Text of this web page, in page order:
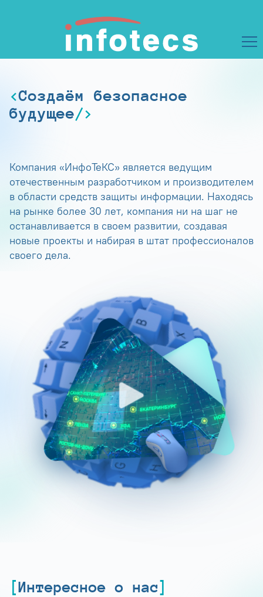
Создаём безопасное
будущее
Компания «ИнфоТеКС» является ведущим
отечественным разработчиком и производителем
в области средств защиты информации. Находясь
на рынке более 30 лет, компания ни на шаг не
останавливается в своем развитии, создавая
новые проекты и набирая в штат профессионалов
своего дела.
Интересное о нас